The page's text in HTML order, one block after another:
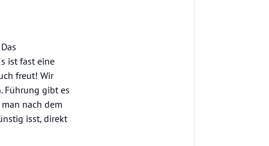
ist fast eine
freut! Wir
Führung gibt es
nach dem
isst, direkt